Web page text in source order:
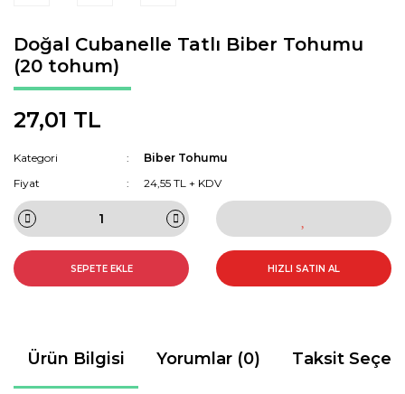
Doğal Cubanelle Tatlı Biber Tohumu
(20 tohum)
27,01 TL
Kategori
Biber Tohumu
Fiyat
24,55 TL + KDV
SEPETE EKLE HIZLI SATIN AL
Ürün Bilgisi Yorumlar (0) Taksit